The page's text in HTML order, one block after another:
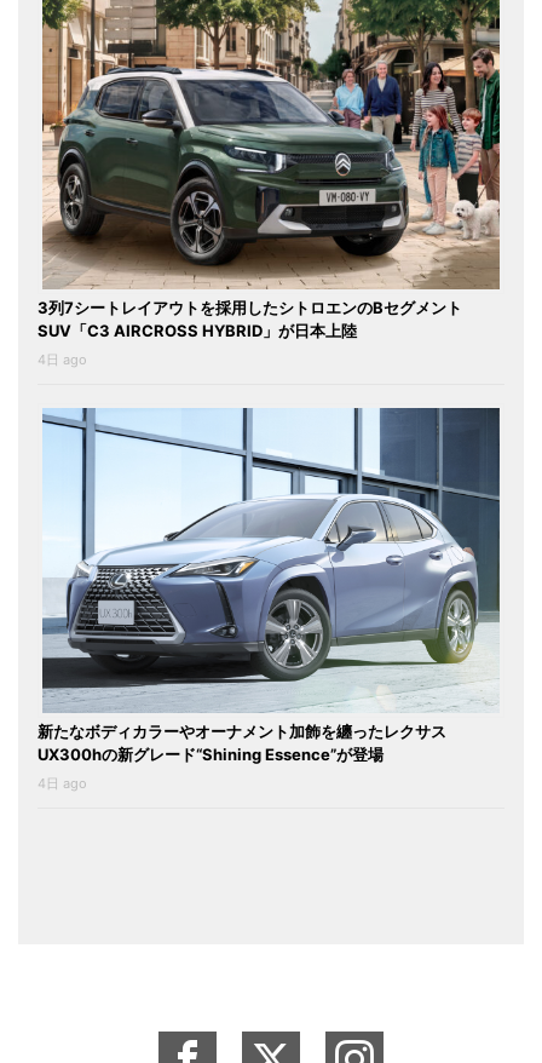
3列7シートレイアウトを採用したシトロエンのBセグメント
SUV「C3 AIRCROSS HYBRID」が日本上陸
4日 ago
新たなボディカラーやオーナメント加飾を纏ったレクサス
UX300hの新グレード“Shining Essence”が登場
4日 ago